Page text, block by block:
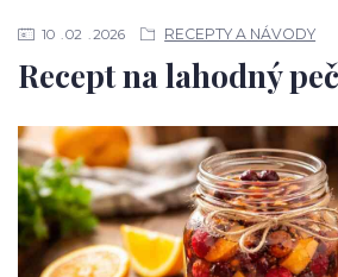
10 02 2026 RECEPTY A NÁVODY
Recept na lahodný